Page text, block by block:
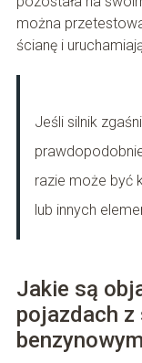
można
ścianę i
Jeśli silnik
razie może być
lub innych
Jakie są
pojazdach z